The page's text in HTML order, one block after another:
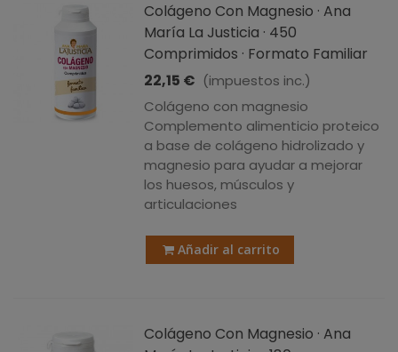
Colágeno Con Magnesio · Ana
María La Justicia · 450
Comprimidos · Formato Familiar
22,15 € (impuestos inc.)
Colágeno con magnesio
Complemento alimenticio proteico
a base de colágeno hidrolizado y
magnesio para ayudar a mejorar
los huesos, músculos y
articulaciones
Añadir al carrito
Colágeno Con Magnesio · Ana